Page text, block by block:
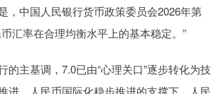
中国人民银行货币政策委员会2026年第
汇率在合理均衡水平上的基本稳定。”
主基调，7.0已由“心理关口”逐步转化为技
进、人民币国际化稳步推进的支撑下，人民